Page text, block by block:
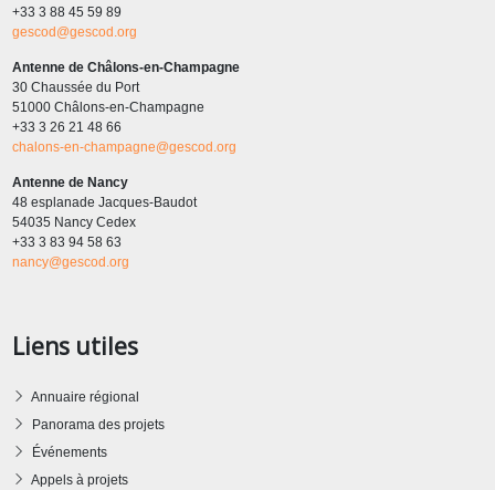
+33 3 88 45 59 89
gescod@gescod.org
Antenne de Châlons-en-Champagne
30 Chaussée du Port
51000 Châlons-en-Champagne
+33 3 26 21 48 66
chalons-en-champagne@gescod.org
Antenne de Nancy
48 esplanade Jacques-Baudot
54035 Nancy Cedex
+33 3 83 94 58 63
nancy@gescod.org
Liens utiles
Annuaire régional
Panorama des projets
Événements
Appels à projets